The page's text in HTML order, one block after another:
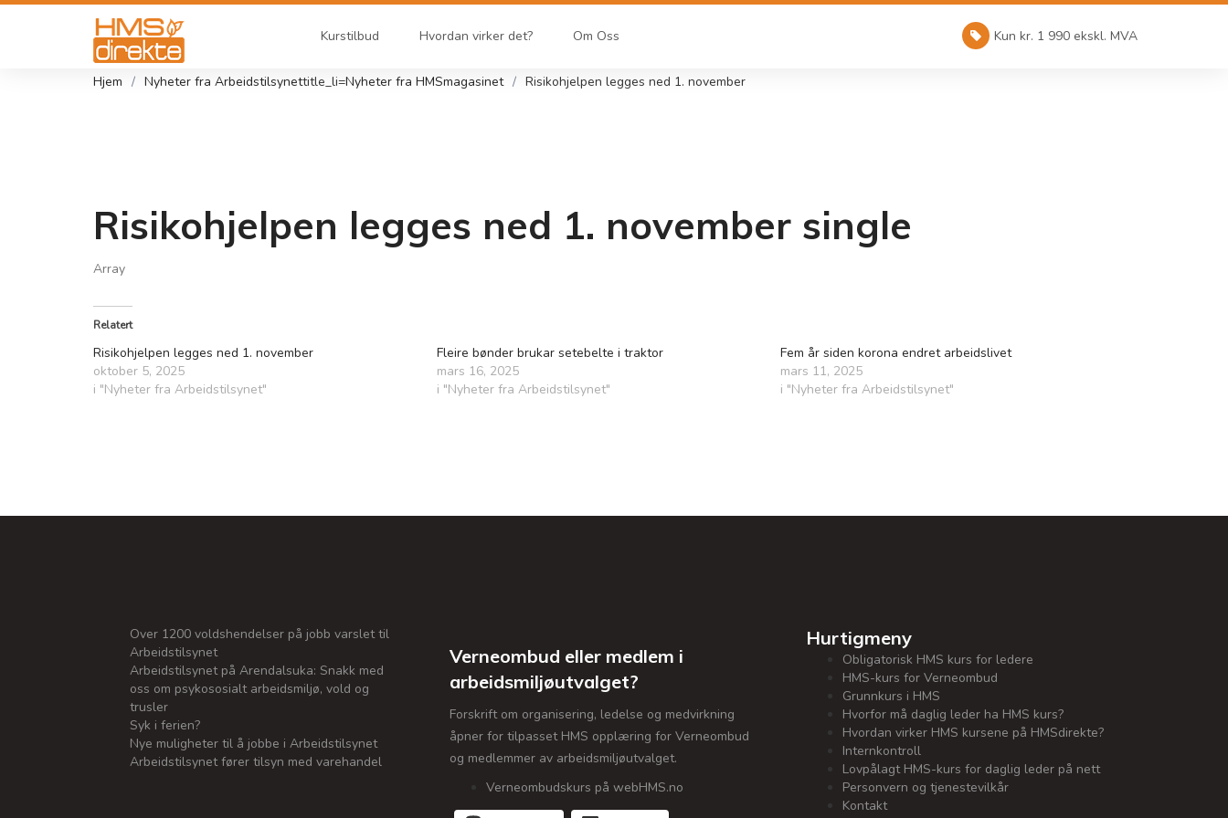
Kurstilbud Hvordan virker det? Om Oss Kun kr. 1 990 ekskl. MVA
Hjem Nyheter fra Arbeidstilsynettitle_li=Nyheter fra HMSmagasinet Risikohjelpen legges ned 1. november
Risikohjelpen legges ned 1. november single
Array
Relatert
Risikohjelpen legges ned 1. november
oktober 5, 2025
i "Nyheter fra Arbeidstilsynet"
Fleire bønder brukar setebelte i traktor
mars 16, 2025
i "Nyheter fra Arbeidstilsynet"
Fem år siden korona endret arbeidslivet
mars 11, 2025
i "Nyheter fra Arbeidstilsynet"
Over 1200 voldshendelser på jobb varslet til
Arbeidstilsynet
Arbeidstilsynet på Arendalsuka: Snakk med
oss om psykososialt arbeidsmiljø, vold og
trusler
Syk i ferien?
Nye muligheter til å jobbe i Arbeidstilsynet
Arbeidstilsynet fører tilsyn med varehandel
Verneombud eller medlem i
arbeidsmiljøutvalget?
Forskrift om organisering, ledelse og medvirkning
åpner for tilpasset HMS opplæring for Verneombud
og medlemmer av arbeidsmiljøutvalget.
Verneombudskurs på webHMS.no
Hurtigmeny
Obligatorisk HMS kurs for ledere
HMS-kurs for Verneombud
Grunnkurs i HMS
Hvorfor må daglig leder ha HMS kurs?
Hvordan virker HMS kursene på HMSdirekte?
Internkontroll
Lovpålagt HMS-kurs for daglig leder på nett
Personvern og tjenestevilkår
Kontakt